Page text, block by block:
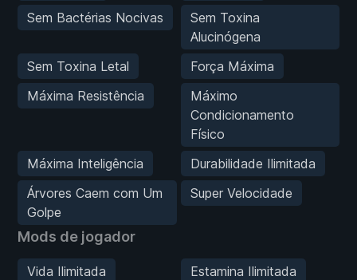
Sem Bactérias Nocivas
Sem Toxina
Alucinógena
Sem Toxina Letal
Força Máxima
Máxima Resistência
Máximo
Condicionamento
Físico
Máxima Inteligência
Durabilidade Ilimitada
Árvores Caem com Um
Golpe
Super Velocidade
Mods de jogador
Vida Ilimitada
Estamina Ilimitada